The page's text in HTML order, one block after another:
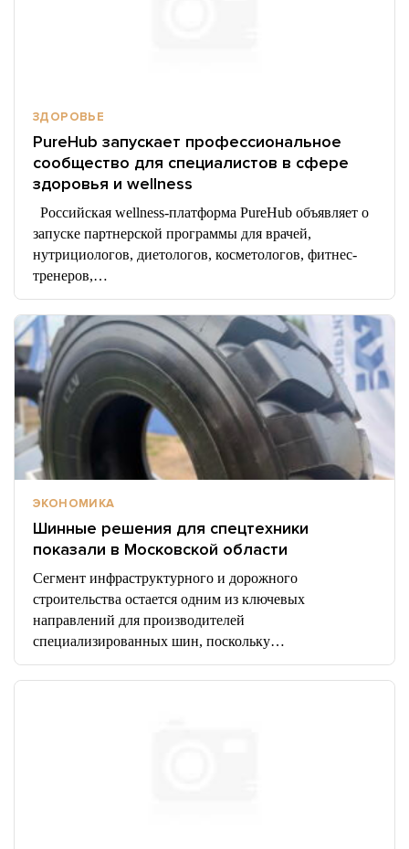
ЗДОРОВЬЕ
PureHub запускает профессиональное
сообщество для специалистов в сфере
здоровья и wellness
Российская wellness-платформа PureHub объявляет о
запуске партнерской программы для врачей,
нутрициологов, диетологов, косметологов, фитнес-
тренеров,…
ЭКОНОМИКА
Шинные решения для спецтехники
показали в Московской области
Сегмент инфраструктурного и дорожного
строительства остается одним из ключевых
направлений для производителей
специализированных шин, поскольку…